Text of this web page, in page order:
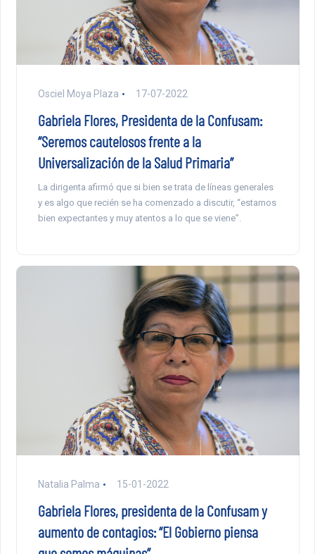
Osciel Moya Plaza 17-07-2022
Gabriela Flores, Presidenta de la Confusam:
“Seremos cautelosos frente a la
Universalización de la Salud Primaria”
La dirigenta afirmó que si bien se trata de líneas generales
y es algo que recién se ha comenzado a discutir, “estamos
bien expectantes y muy atentos a lo que se viene”.
Natalia Palma 15-01-2022
Gabriela Flores, presidenta de la Confusam y
aumento de contagios: “El Gobierno piensa